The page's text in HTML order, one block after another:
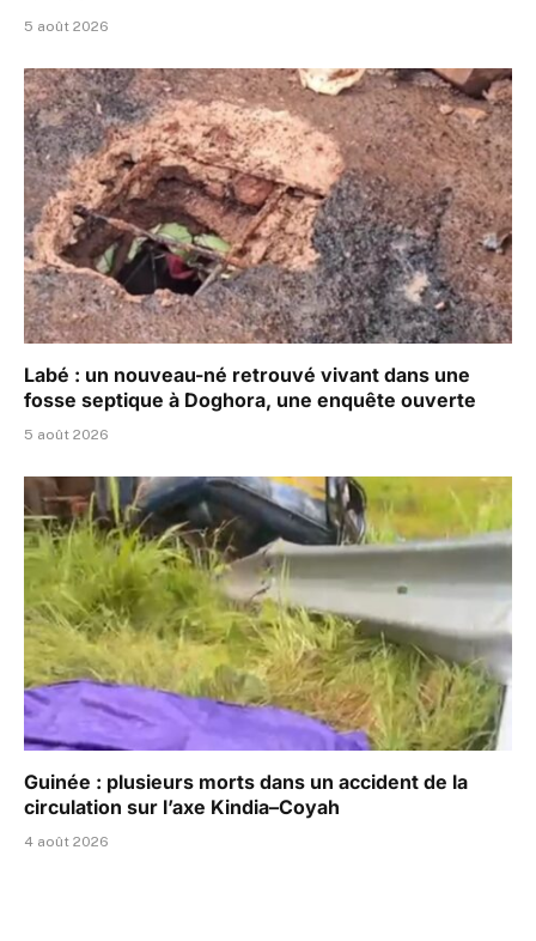
5 août 2026
Labé : un nouveau-né retrouvé vivant dans une
fosse septique à Doghora, une enquête ouverte
5 août 2026
Guinée : plusieurs morts dans un accident de la
circulation sur l’axe Kindia–Coyah
4 août 2026